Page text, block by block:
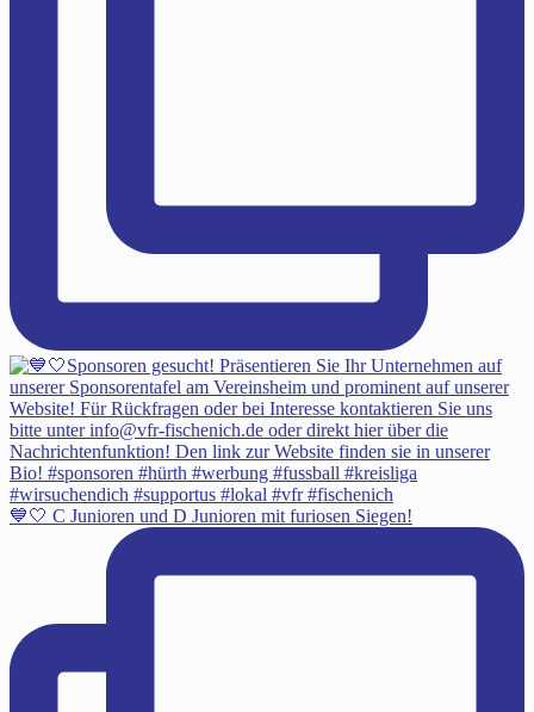
💙🤍 C Junioren und D Junioren mit furiosen Siegen!